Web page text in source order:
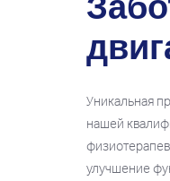
Уникальная
нашей
улучшение